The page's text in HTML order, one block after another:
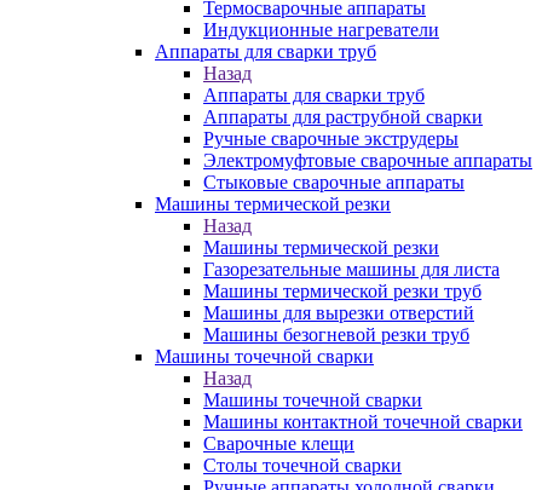
Термосварочные аппараты
Индукционные нагреватели
Аппараты для сварки труб
Назад
Аппараты для сварки труб
Аппараты для раструбной сварки
Ручные сварочные экструдеры
Электромуфтовые сварочные аппараты
Стыковые сварочные аппараты
Машины термической резки
Назад
Машины термической резки
Газорезательные машины для листа
Машины термической резки труб
Машины для вырезки отверстий
Машины безогневой резки труб
Машины точечной сварки
Назад
Машины точечной сварки
Машины контактной точечной сварки
Сварочные клещи
Столы точечной сварки